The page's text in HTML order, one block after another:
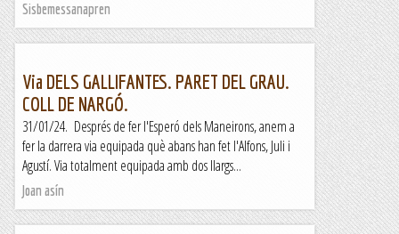
Sisbemessanapren
Via DELS GALLIFANTES. PARET DEL GRAU.
COLL DE NARGÓ.
31/01/24. Després de fer l'Esperó dels Maneirons, anem a
fer la darrera via equipada què abans han fet l'Alfons, Juli i
Agustí. Via totalment equipada amb dos llargs...
Joan asín